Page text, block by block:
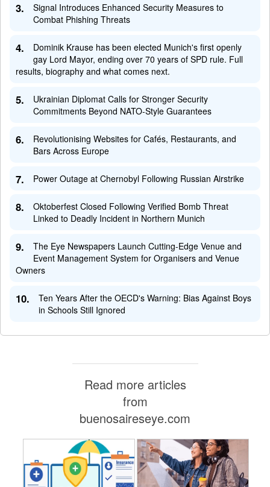
3.
Signal Introduces Enhanced Security Measures to
Combat Phishing Threats
4.
Dominik Krause has been elected Munich's first openly
gay Lord Mayor, ending over 70 years of SPD rule. Full
results, biography and what comes next.
5.
Ukrainian Diplomat Calls for Stronger Security
Commitments Beyond NATO-Style Guarantees
6.
Revolutionising Websites for Cafés, Restaurants, and
Bars Across Europe
7. Power Outage at Chernobyl Following Russian Airstrike
8.
Oktoberfest Closed Following Verified Bomb Threat
Linked to Deadly Incident in Northern Munich
9.
The Eye Newspapers Launch Cutting-Edge Venue and
Event Management System for Organisers and Venue
Owners
10.
Ten Years After the OECD's Warning: Bias Against Boys
in Schools Still Ignored
Read more articles
from
buenosaireseye.com